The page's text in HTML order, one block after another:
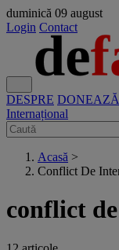
duminică 09 august
Login Contact
DESPRE DONEAZĂ
Internațional
Acasă >
Conflict De
conflict